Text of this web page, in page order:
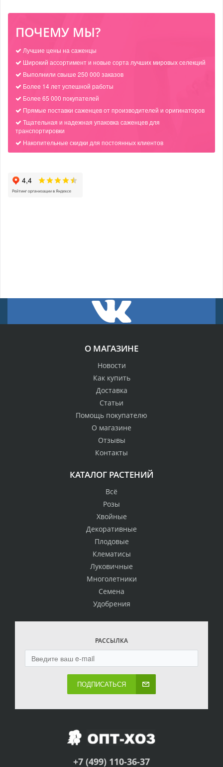
ПОЧЕМУ МЫ?
Лучшие цены на саженцы
Широкий ассортимент и новые сорта лучших мировых селекций
Выполнили свыше 250 000 заказов
Более 14 лет успешной работы
Более 65 000 покупателей
Прямые поставки саженцев от производителей и оригинаторов
Тщательная и надежная упаковка саженцев для
транспортировки
Накопительные скидки для постоянных клиентов
О МАГАЗИНЕ
Новости
Как купить
Доставка
Статьи
Помощь покупателю
О магазине
Отзывы
Контакты
КАТАЛОГ РАСТЕНИЙ
Всё
Розы
Хвойные
Декоративные
Плодовые
Клематисы
Луковичные
Многолетники
Семена
Удобрения
РАССЫЛКА
ПОДПИСАТЬСЯ
+7 (499) 110-36-37